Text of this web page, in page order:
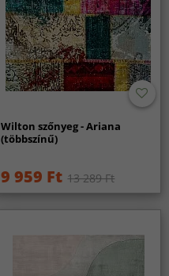
Wilton szőnyeg - Ariana
(többszínű)
9 959 Ft 13 289 Ft